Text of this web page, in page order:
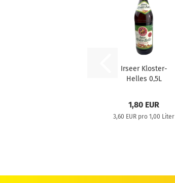
Irseer Kloster-
Helles 0,5L
1,80 EUR
3,60 EUR pro 1,00 Liter